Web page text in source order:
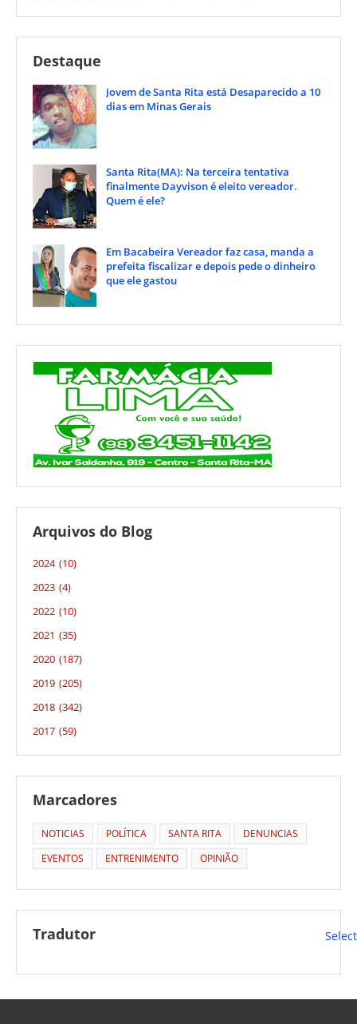
Destaque
Jovem de Santa Rita está Desaparecido a 10
dias em Minas Gerais
Santa Rita(MA): Na terceira tentativa
finalmente Dayvison é eleito vereador.
Quem é ele?
Em Bacabeira Vereador faz casa, manda a
prefeita fiscalizar e depois pede o dinheiro
que ele gastou
Arquivos do Blog
2024 (10)
2023 (4)
2022 (10)
2021 (35)
2020 (187)
2019 (205)
2018 (342)
2017 (59)
Marcadores
NOTICIAS POLÍTICA SANTA RITA
DENUNCIAS
EVENTOS
ENTRENIMENTO OPINIÃO
Tradutor